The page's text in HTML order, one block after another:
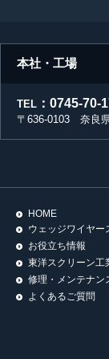
本社・工場
TEL ：0745-70-
〒636-0103 奈良
HOME
ウェッジワイヤー
お役立ち情報
東洋スクリーン工
修理・メンテナン
よくあるご質問